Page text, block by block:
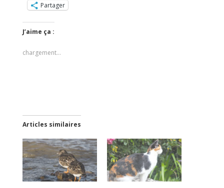
Partager
J’aime ça :
chargement…
Articles similaires